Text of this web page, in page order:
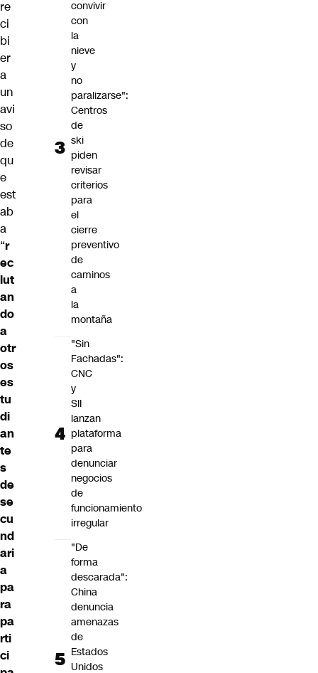
re
ci
bi
er
a
un
avi
so
de
qu
e
est
ab
a
“r
ec
lut
an
do
a
otr
os
es
tu
di
an
te
s
de
se
cu
nd
ari
a
pa
ra
pa
rti
ci
convivir
con
la
nieve
y
no
paralizarse":
Centros
de
ski
piden
revisar
criterios
para
el
cierre
preventivo
de
caminos
a
la
montaña
"Sin
Fachadas":
CNC
y
SII
lanzan
plataforma
para
denunciar
negocios
de
funcionamiento
irregular
"De
forma
descarada":
China
denuncia
amenazas
de
Estados
Unidos